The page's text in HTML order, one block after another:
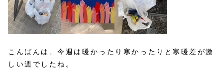
こんばんは、今週は暖かったり寒かったりと寒暖差が激
しい週でしたね。